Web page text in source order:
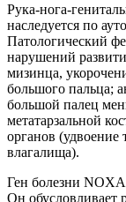
Рука-нога-
наследуется по
Патологический
нарушений
мизинца,
большого пальца;
большой палец
метатарзальной
органов (удвоение
влагалища).
Ген болезни
Он обусловливает